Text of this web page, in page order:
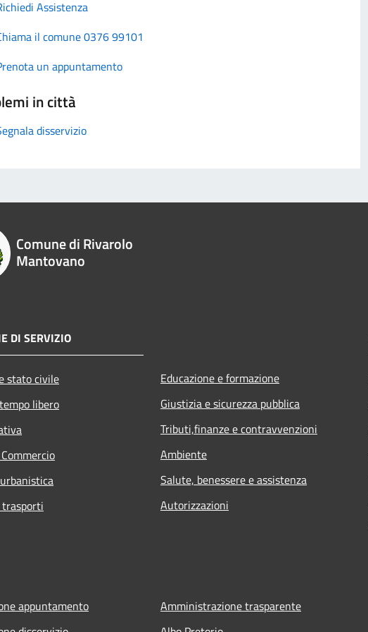
Assistenza
il comune 0376 99101
un appuntamento
in città
disservizio
Comune di Rivarolo
Mantovano
DI SERVIZIO
stato civile
libero
Educazione e formazione
Giustizia e sicurezza pubblica
Tributi,finanze e contravvenzioni
Ambiente
Salute, benessere e assistenza
Autorizzazioni
appuntamento
Amministrazione trasparente